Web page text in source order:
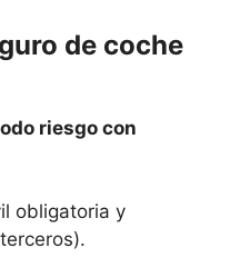
de coche
riesgo con
obligatoria y